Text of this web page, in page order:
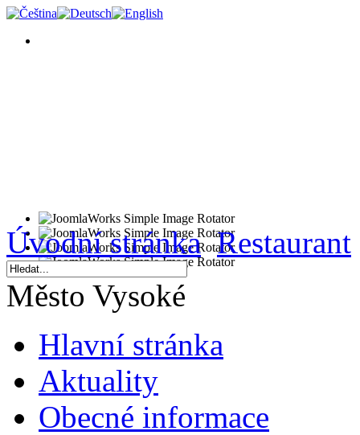
Úvodní stránka Restaurant
Město Vysoké
Hlavní stránka
Aktuality
Obecné informace